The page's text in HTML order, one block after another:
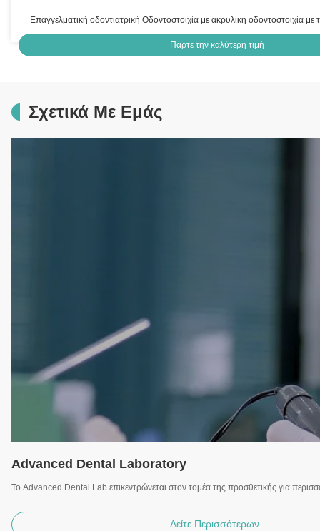
Επαγγελματική οδοντιατρική Οδοντοστοιχία με ακρυλική οδοντοστοιχία με
Πάρτε την καλύτερη τιμή
Σχετικά Με Εμάς
Advanced Dental Laboratory
Το Advanced Dental Lab επικεντρώνεται στον τομέα της προσθετικής για
Δείτε Περισσότερων